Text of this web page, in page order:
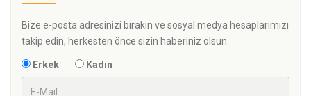
Bize e-posta adresinizi bırakın ve sosyal medya hesaplarımızı
takip edin, herkesten önce sizin haberiniz olsun.
Erkek Kadın